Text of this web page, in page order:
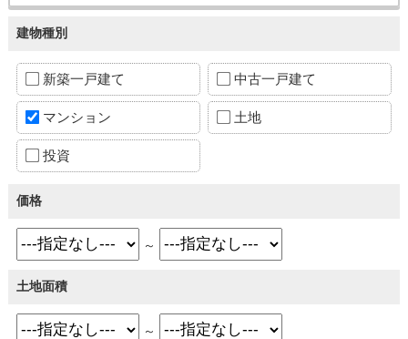
建物種別
新築一戸建て 中古一戸建て
マンション 土地
投資
価格
～
土地面積
～